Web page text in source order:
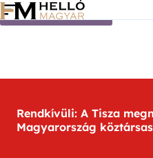
Ugrás a tartalomra
Rendkívüli: A Tisza
Magyarország